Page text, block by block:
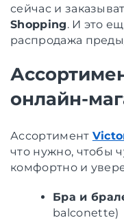
сейчас и
Shopping. И это
распродажа
онлайн-
Ассортимент
что нужно, чтобы
комфортно и
Бра и
balconette)